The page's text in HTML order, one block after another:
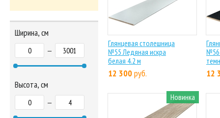
Глянцевая столешница
№55 Ледяная искра
белая 4.2 м
12 300руб.
№56
12
Новинка
Ширина, см
—
Высота, см
—